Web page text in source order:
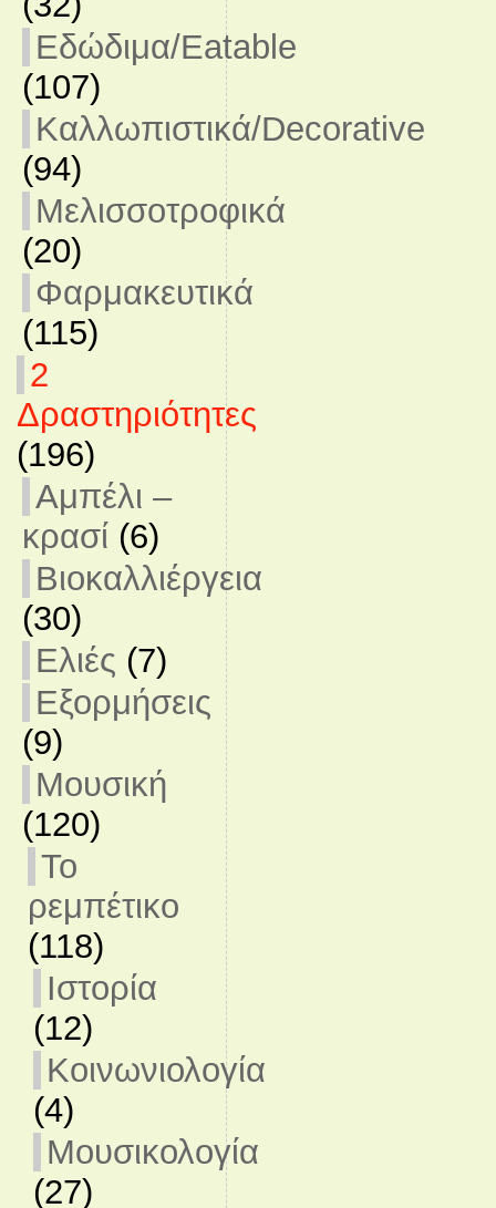
Εδώδιμα/Eatable
(107)
Καλλωπιστικά/Decorative
(94)
Μελισσοτροφικά
(20)
Φαρμακευτικά
(115)
2
Δραστηριότητες
(196)
Αμπέλι –
κρασί (6)
Βιοκαλλιέργεια
(30)
Ελιές (7)
Εξορμήσεις
(9)
Μουσική
(120)
Το
ρεμπέτικο
(118)
Ιστορία
(12)
Κοινωνιολογία
(4)
Μουσικολογία
(27)